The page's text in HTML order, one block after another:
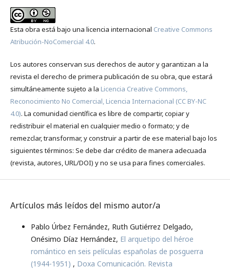
Esta obra está bajo una licencia internacional Creative Commons
Atribución-NoComercial 4.0.
Los autores conservan sus derechos de autor y garantizan a la
revista el derecho de primera publicación de su obra, que estará
simultáneamente sujeto a la Licencia Creative Commons,
Reconocimiento No Comercial, Licencia Internacional (CC BY-NC
4.0). La comunidad científica es libre de compartir, copiar y
redistribuir el material en cualquier medio o formato; y de
remezclar, transformar, y construir a partir de ese material bajo los
siguientes términos: Se debe dar crédito de manera adecuada
(revista, autores, URL/DOI) y no se usa para fines comerciales.
Artículos más leídos del mismo autor/a
Pablo Úrbez Fernández, Ruth Gutiérrez Delgado,
Onésimo Díaz Hernández, El arquetipo del héroe
romántico en seis películas españolas de posguerra
(1944-1951) , Doxa Comunicación. Revista